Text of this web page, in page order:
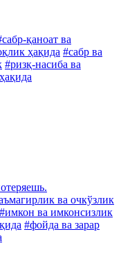
қаноат ва
ҳақида #сабр ва
#ризқ-насиба ва
ва очкўзлик
#имкон ва имконсизлик
#фойда ва зарар